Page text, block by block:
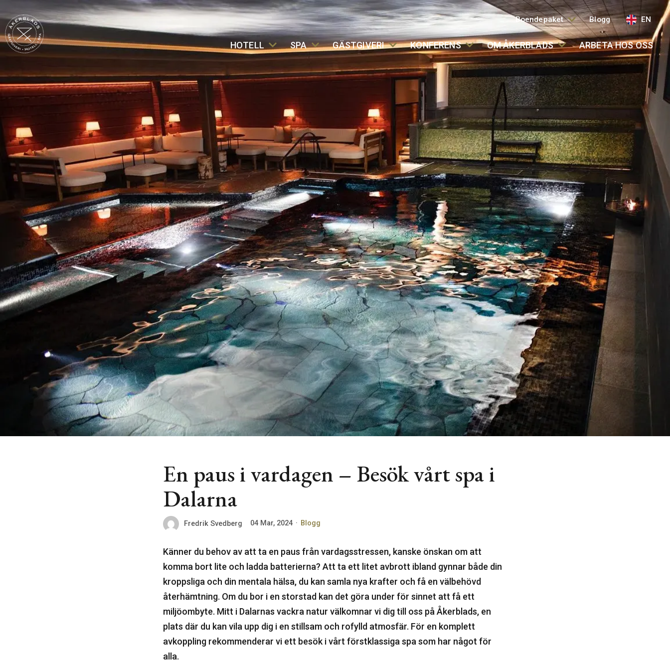
Boendepaket Blogg EN
HOTELL SPA GÄSTGIVERI KONFERENS OM ÅKERBLADS ARBETA HOS OSS
En paus i vardagen – Besök vårt spa i
Dalarna
Fredrik Svedberg 04 Mar, 2024 · Blogg
Känner du behov av att ta en paus från vardagsstressen, kanske önskan om att
komma bort lite och ladda batterierna? Att ta ett litet avbrott ibland gynnar både din
kroppsliga och din mentala hälsa, du kan samla nya krafter och få en välbehövd
återhämtning. Om du bor i en storstad kan det göra under för sinnet att få ett
miljöombyte. Mitt i Dalarnas vackra natur välkomnar vi dig till oss på Åkerblads, en
plats där du kan vila upp dig i en stillsam och rofylld atmosfär. För en komplett
avkoppling rekommenderar vi ett besök i vårt förstklassiga spa som har något för
alla.